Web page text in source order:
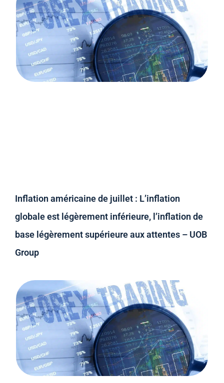
Inflation américaine de juillet : L’inflation
globale est légèrement inférieure, l’inflation de
base légèrement supérieure aux attentes – UOB
Group